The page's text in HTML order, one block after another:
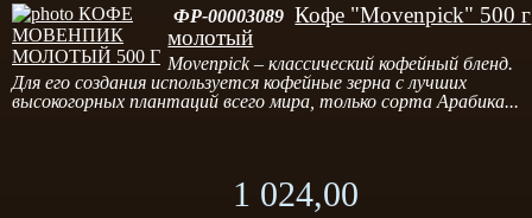
ФР-00003089 Кофе "Movenpick" 500 г
молотый
Movenpick – классический кофейный бленд.
Для его создания используется кофейные зерна с лучших
высокогорных плантаций всего мира, только сорта Арабика...
1 024,00